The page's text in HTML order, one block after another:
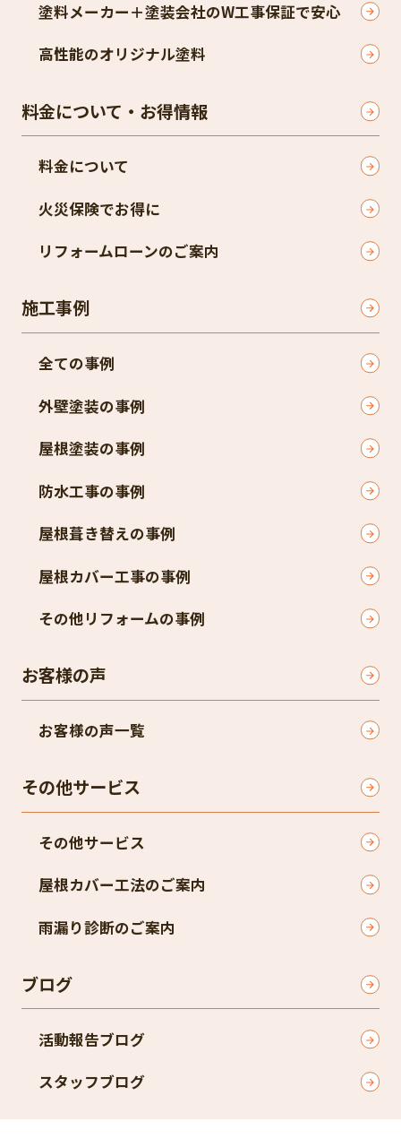
塗料メーカー＋塗装会社のW工事保証で安心
高性能のオリジナル塗料
料金について・お得情報
料金について
火災保険でお得に
リフォームローンのご案内
施工事例
全ての事例
外壁塗装の事例
屋根塗装の事例
防水工事の事例
屋根葺き替えの事例
屋根カバー工事の事例
その他リフォームの事例
お客様の声
お客様の声一覧
その他サービス
その他サービス
屋根カバー工法のご案内
雨漏り診断のご案内
ブログ
活動報告ブログ
スタッフブログ